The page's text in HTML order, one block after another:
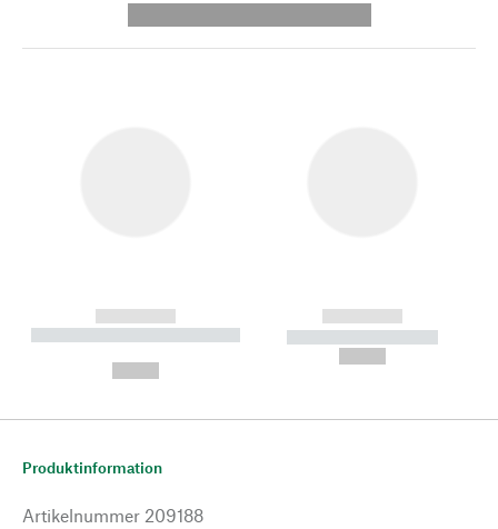
------------
----------- ----------- --------
------------
----------- -----------
Produktinformation
Artikelnummer 209188